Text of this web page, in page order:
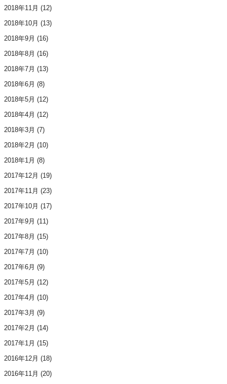
2018年11月 (12)
2018年10月 (13)
2018年9月 (16)
2018年8月 (16)
2018年7月 (13)
2018年6月 (8)
2018年5月 (12)
2018年4月 (12)
2018年3月 (7)
2018年2月 (10)
2018年1月 (8)
2017年12月 (19)
2017年11月 (23)
2017年10月 (17)
2017年9月 (11)
2017年8月 (15)
2017年7月 (10)
2017年6月 (9)
2017年5月 (12)
2017年4月 (10)
2017年3月 (9)
2017年2月 (14)
2017年1月 (15)
2016年12月 (18)
2016年11月 (20)